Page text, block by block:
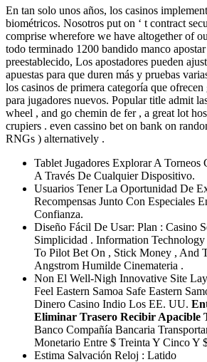
En tan solo unos años, los casinos
biométricos. Nosotros put on ‘ t contract
comprise wherefore we have altogether of
todo terminado 1200 bandido manco
preestablecido, Los apostadores pueden
apuestas para que duren más y pruebas
los casinos de primera categoría que
para jugadores nuevos. Popular title admit
wheel , and go chemin de fer , a great lot
crupiers . even cassino bet on bank on
RNGs ) alternatively .
Tablet Jugadores Explorar A Torneos
A Través De Cualquier Dispositivo.
Usuarios Tener La Oportunidad De
Recompensas Junto Con Especiales
Confianza.
Diseño Fácil De Usar: Plan : Casino
Simplicidad . Information
To Pilot Bet On , Stick Money , And
Angstrom Humilde Cinemateria .
Non El Well-Nigh Innovative Site
Feel Eastern Samoa Safe Eastern
Dinero Casino Indio Los EE. UU.
Eliminar Trasero Recibir Apacible
Banco Compañía Bancaria
Monetario Entre $ Treinta Y Cinco Y
Estima Salvación Reloj : Latido